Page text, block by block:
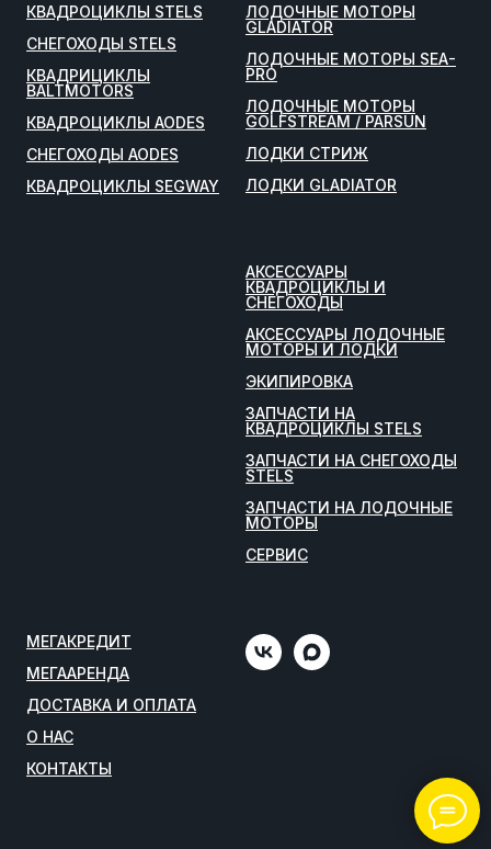
КВАДРОЦИКЛЫ STELS
СНЕГОХОДЫ STELS
КВАДРИЦИКЛЫ
BALTMOTORS
КВАДРОЦИКЛЫ AODES
СНЕГОХОДЫ AODES
КВАДРОЦИКЛЫ SEGWAY
ЛОДОЧНЫЕ МОТОРЫ
GLADIATOR
ЛОДОЧНЫЕ МОТОРЫ SEA-
PRO
ЛОДОЧНЫЕ МОТОРЫ
GOLFSTREAM / PARSUN
ЛОДКИ СТРИЖ
ЛОДКИ GLADIATOR
АКСЕССУАРЫ
КВАДРОЦИКЛЫ И
СНЕГОХОДЫ
АКСЕССУАРЫ ЛОДОЧНЫЕ
МОТОРЫ И ЛОДКИ
ЭКИПИРОВКА
ЗАПЧАСТИ НА
КВАДРОЦИКЛЫ STELS
ЗАПЧАСТИ НА СНЕГОХОДЫ
STELS
ЗАПЧАСТИ НА ЛОДОЧНЫЕ
МОТОРЫ
СЕРВИС
МЕГАКРЕДИТ
МЕГААРЕНДА
ДОСТАВКА И ОПЛАТА
О НАС
КОНТАКТЫ